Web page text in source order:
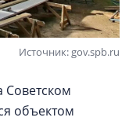
Источник: gov.spb.ru
Советском
объектом